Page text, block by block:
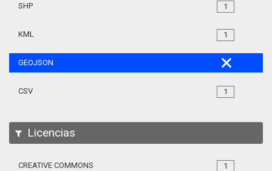
1
SHP
1
KML
GEOJSON
1
CSV
Licencias
1
CREATIVE COMMONS